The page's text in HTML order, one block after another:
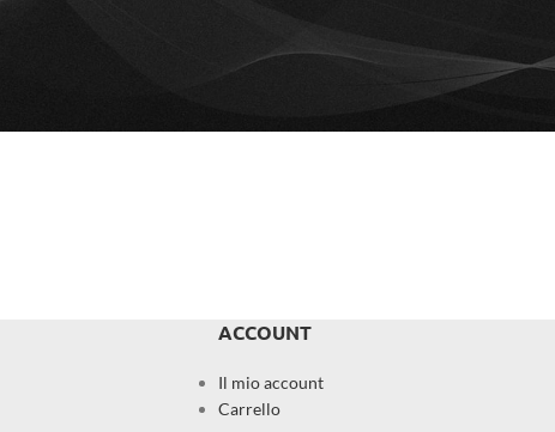
ACCOUNT
Il mio account
Carrello